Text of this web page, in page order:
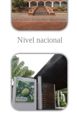
Nivel nacional